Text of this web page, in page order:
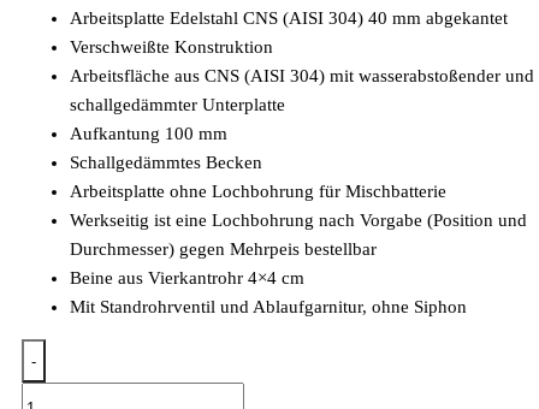
Arbeitsplatte Edelstahl CNS (AISI 304) 40 mm abgekantet
Verschweißte Konstruktion
Arbeitsfläche aus CNS (AISI 304) mit wasserabstoßender und
schallgedämmter Unterplatte
Aufkantung 100 mm
Schallgedämmtes Becken
Arbeitsplatte ohne Lochbohrung für Mischbatterie
Werkseitig ist eine Lochbohrung nach Vorgabe (Position und
Durchmesser) gegen Mehrpeis bestellbar
Beine aus Vierkantrohr 4×4 cm
Mit Standrohrventil und Ablaufgarnitur, ohne Siphon
-